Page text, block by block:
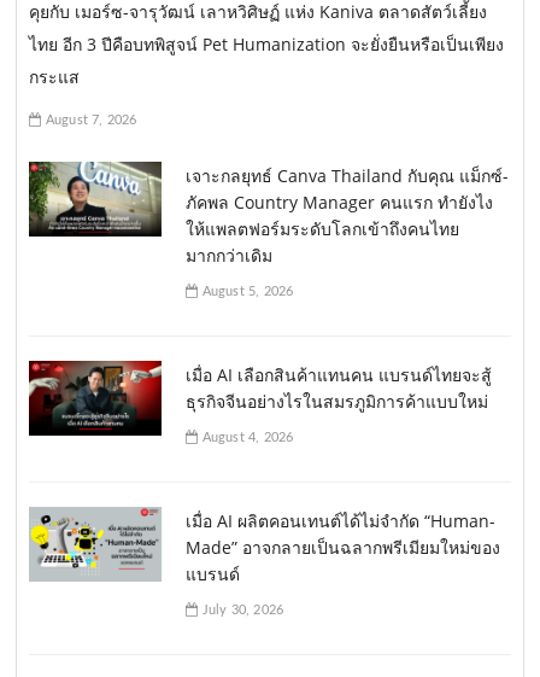
คุยกับ เมอร์ซ-จารุวัฒน์ เลาหวิศิษฏ์ แห่ง Kaniva ตลาดสัตว์เลี้ยง
ไทย อีก 3 ปีคือบทพิสูจน์ Pet Humanization จะยั่งยืนหรือเป็นเพียง
กระแส
August 7, 2026
เจาะกลยุทธ์ Canva Thailand กับคุณ แม็กซ์-
ภัคพล Country Manager คนแรก ทำยังไง
ให้แพลตฟอร์มระดับโลกเข้าถึงคนไทย
มากกว่าเดิม
August 5, 2026
เมื่อ AI เลือกสินค้าแทนคน แบรนด์ไทยจะสู้
ธุรกิจจีนอย่างไรในสมรภูมิการค้าแบบใหม่
August 4, 2026
เมื่อ AI ผลิตคอนเทนต์ได้ไม่จำกัด “Human-
Made” อาจกลายเป็นฉลากพรีเมียมใหม่ของ
แบรนด์
July 30, 2026